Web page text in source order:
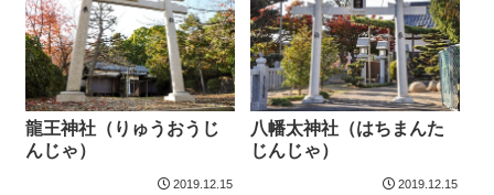
龍王神社（りゅうおうじ
んじゃ）
2019.12.15
八幡太神社（はちまんた
じんじゃ）
2019.12.15